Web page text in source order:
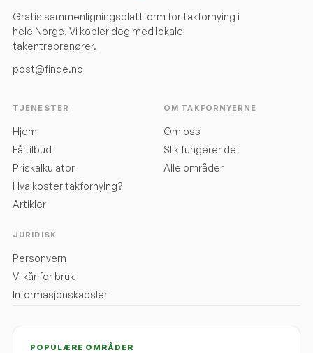
Gratis sammenligningsplattform for takfornying i
hele Norge. Vi kobler deg med lokale
takentreprenører.
post@finde.no
TJENESTER
Hjem
Få tilbud
Priskalkulator
Hva koster takfornying?
Artikler
OM TAKFORNYERNE
Om oss
Slik fungerer det
Alle områder
JURIDISK
Personvern
Vilkår for bruk
Informasjonskapsler
POPULÆRE OMRÅDER